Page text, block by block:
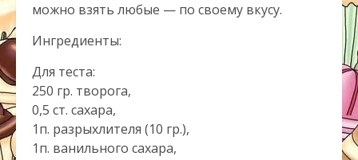
можно взять любые — по своему вкусу.
Ингредиенты:
Для теста:
250 гр. творога,
0,5 ст. сахара,
1п. разрыхлителя (10 гр.),
1п. ванильного сахара,